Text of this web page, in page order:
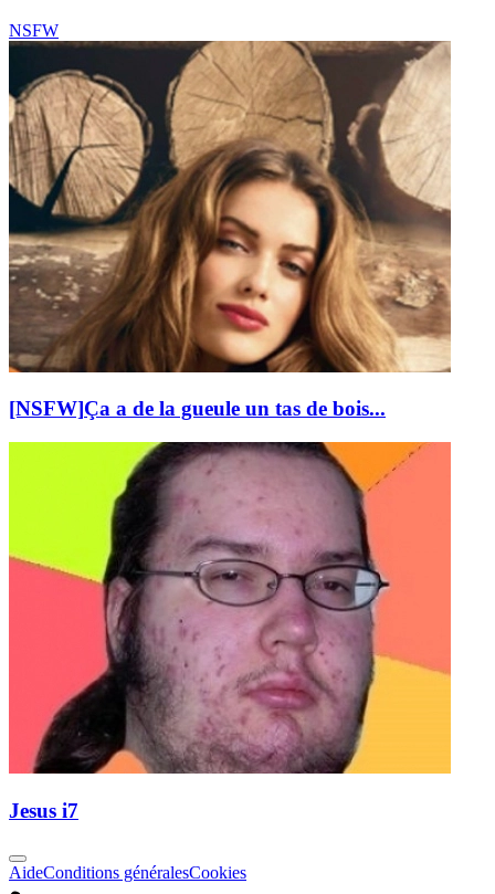
NSFW
[NSFW]Ça a de la gueule un tas de bois...
Jesus i7
AideConditions généralesCookies